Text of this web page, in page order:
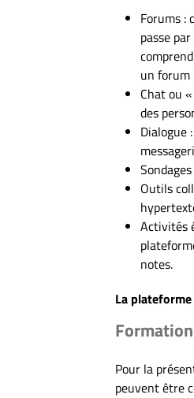
Forums :
passe
un forum
Chat ou
des
Dialogue
Outils
Activités
notes.
La
Pour la
peuvent être